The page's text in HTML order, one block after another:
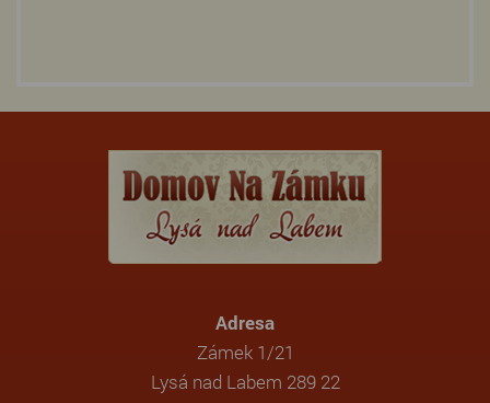
Adresa
Zámek 1/21
Lysá nad Labem 289 22